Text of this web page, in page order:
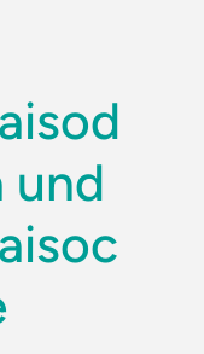
und